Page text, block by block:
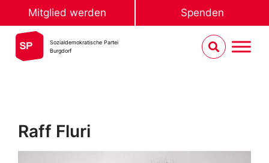
Mitglied werden Spenden
Sozialdemokratische Partei
Burgdorf
Raff Fluri